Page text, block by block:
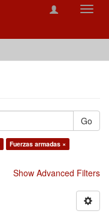
Go
Fuerzas armadas ×
Show Advanced Filters